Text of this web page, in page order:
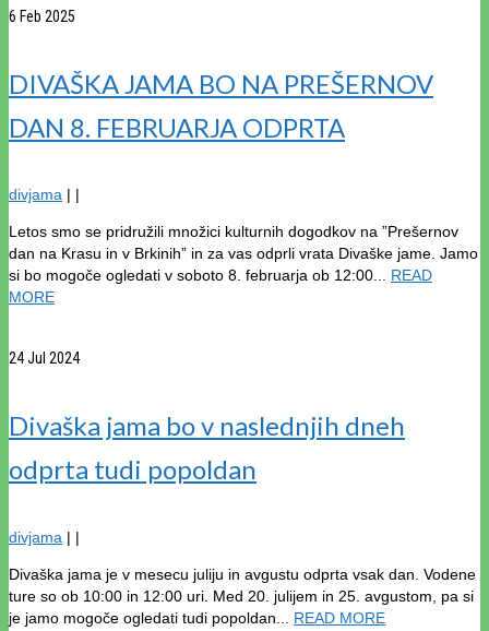
6 Feb 2025
DIVAŠKA JAMA BO NA PREŠERNOV
DAN 8. FEBRUARJA ODPRTA
divjama | |
Letos smo se pridružili množici kulturnih dogodkov na ”Prešernov
dan na Krasu in v Brkinih” in za vas odprli vrata Divaške jame. Jamo
si bo mogoče ogledati v soboto 8. februarja ob 12:00... READ
MORE
24Jul 2024
Divaška jama bo v naslednjih dneh
odprta tudi popoldan
divjama | |
Divaška jama je v mesecu juliju in avgustu odprta vsak dan. Vodene
ture so ob 10:00 in 12:00 uri. Med 20. julijem in 25. avgustom, pa si
je jamo mogoče ogledati tudi popoldan... READ MORE